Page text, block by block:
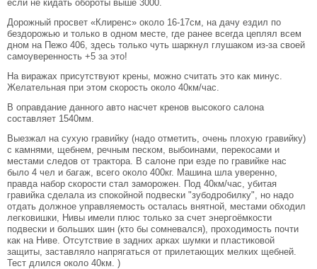
если не кидать обороты выше 3000.
Дорожный просвет «Клиренс» около 16-17см, на дачу ездил по
бездорожью и только в одном месте, где ранее всегда цеплял всем
дном на Пежо 406, здесь только чуть шаркнул глушаком из-за своей
самоуверенность +5 за это!
На виражах присутствуют крены, можно считать это как минус.
Желательная при этом скорость около 40км/час.
В оправдание данного авто насчет кренов высокого салона
составляет 1540мм.
Выезжал на сухую гравийку (надо отметить, очень плохую гравийку)
с камнями, щебнем, речным песком, выбоинами, перекосами и
местами следов от трактора. В салоне при езде по гравийке нас
было 4 чел и багаж, всего около 400кг. Машина шла уверенно,
правда набор скорости стал заморожен. Под 40км/час, убитая
гравийка сделала из спокойной подвески "зубодробилку", но надо
отдать должное управляемость осталась внятной, местами обходил
легковишки, Нивы имели плюс только за счет энергоёмкости
подвески и больших шин (кто бы сомневался), проходимость почти
как на Ниве. Отсутствие в задних арках шумки и пластиковой
защиты, заставляло напрягаться от прилетающих мелких щебней.
Тест длился около 40км. )